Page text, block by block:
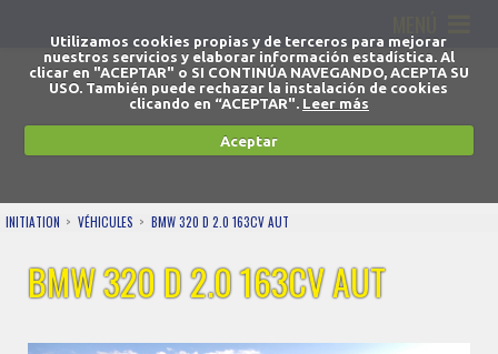
Utilizamos cookies propias y de terceros para mejorar
nuestros servicios y elaborar información estadística. Al
clicar en "ACEPTAR" o SI CONTINÚA NAVEGANDO, ACEPTA SU
USO. También puede rechazar la instalación de cookies
clicando en “ACEPTAR". Leer más
Aceptar
INITIATION VÉHICULES BMW 320 D 2.0 163CV AUT
BMW 320 D 2.0 163CV AUT